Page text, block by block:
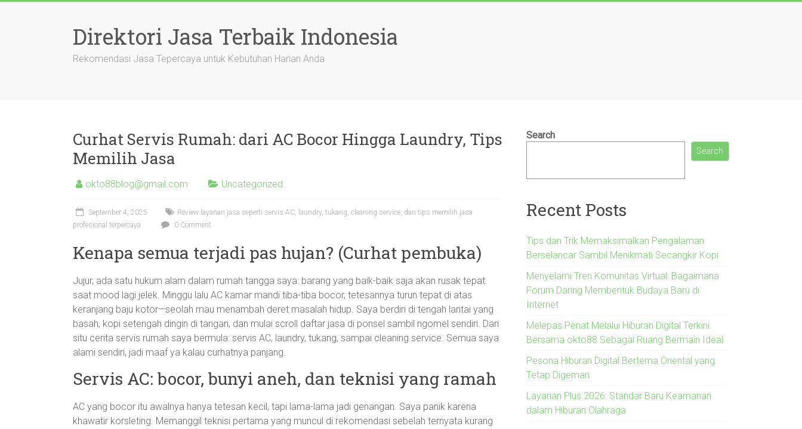
Direktori Jasa Terbaik Indonesia
Rekomendasi Jasa Tepercaya untuk Kebutuhan Harian Anda
Curhat Servis Rumah: dari AC Bocor Hingga Laundry, Tips
Memilih Jasa
okto88blog@gmail.com Uncategorized
September 4, 2025
Review layanan jasa seperti servis AC, laundry, tukang, cleaning service, dan tips memilih jasa
profesional terpercaya
0 Comment
Kenapa semua terjadi pas hujan? (Curhat pembuka)
Jujur, ada satu hukum alam dalam rumah tangga saya: barang yang baik-baik saja akan rusak tepat
saat mood lagi jelek. Minggu lalu AC kamar mandi tiba-tiba bocor, tetesannya turun tepat di atas
keranjang baju kotor—seolah mau menambah deret masalah hidup. Saya berdiri di tengah lantai yang
basah, kopi setengah dingin di tangan, dan mulai scroll daftar jasa di ponsel sambil ngomel sendiri. Dari
situ cerita servis rumah saya bermula: servis AC, laundry, tukang, sampai cleaning service. Semua saya
alami sendiri, jadi maaf ya kalau curhatnya panjang.
Servis AC: bocor, bunyi aneh, dan teknisi yang ramah
AC yang bocor itu awalnya hanya tetesan kecil, tapi lama-lama jadi genangan. Saya panik karena
khawatir korsleting. Memanggil teknisi pertama yang muncul di rekomendasi sebelah ternyata kurang
Search
Search
Recent Posts
Tips dan Trik Memaksimalkan Pengalaman
Berselancar Sambil Menikmati Secangkir Kopi
Menyelami Tren Komunitas Virtual: Bagaimana
Forum Daring Membentuk Budaya Baru di
Internet
Melepas Penat Melalui Hiburan Digital Terkini
Bersama okto88 Sebagai Ruang Bermain Ideal
Pesona Hiburan Digital Bertema Oriental yang
Tetap Digemari
Layanan Plus 2026: Standar Baru Keamanan
dalam Hiburan Olahraga